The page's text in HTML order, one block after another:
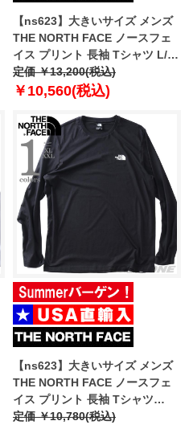
【ns623】大きいサイズ メンズ
THE NORTH FACE ノースフェ
イス プリント 長袖 Tシャツ L/S
BRAND PROUD TEE USA直輸
入 nf0a8b0k-5id
定価 ￥13,200(税込)
￥10,560(税込)
【ns623】大きいサイズ メンズ
THE NORTH FACE ノースフェ
イス プリント 長袖 Tシャツ
SIMPLE DOME TEE USA直輸入
定価 ￥10,780(税込)